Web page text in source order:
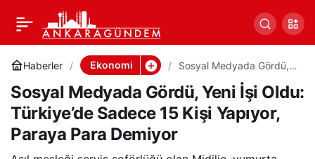
Haberler Ekonomi
Sosyal Medyada Gördü,
Sadece 15 Kişi Yapıyor,
Paraya Para Demiyor
Sosyal Medyada Gördü, Yeni İşi Oldu:
Türkiye’de Sadece 15 Kişi Yapıyor,
Paraya Para Demiyor
Sosyal Medyada Gördü,
Yeni İşi Oldu: Türkiye’de
Sadece 15 Kişi Yapıyor,
Paraya Para Demiyor
0 Paylaş